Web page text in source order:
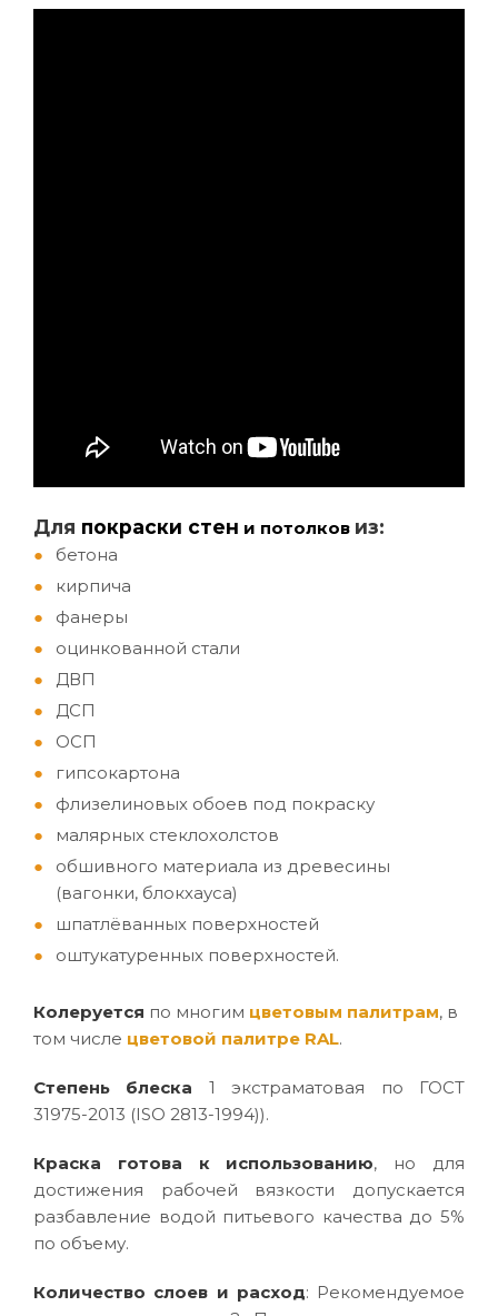
Для покраски стен и потолков из:
бетона
кирпича
фанеры
оцинкованной стали
ДВП
ДСП
ОСП
гипсокартона
флизелиновых обоев под покраску
малярных стеклохолстов
обшивного материала из древесины
(вагонки, блокхауса)
шпатлёванных поверхностей
оштукатуренных поверхностей.
Колеруется по многим цветовым палитрам, в
том числе цветовой палитре RAL.
Степень блеска 1 экстраматовая по ГОСТ
31975-2013 (ISO 2813-1994)).
Краска готова к использованию, но для
достижения рабочей вязкости допускается
разбавление водой питьевого качества до 5%
по объему.
Количество слоев и расход: Рекомендуемое